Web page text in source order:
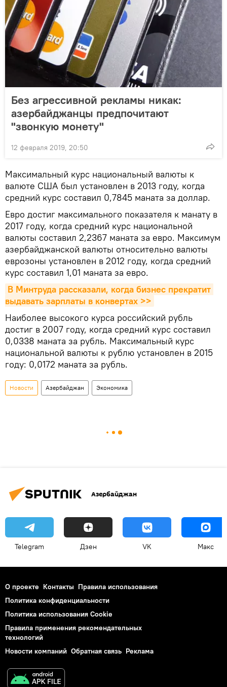
Без агрессивной рекламы никак:
азербайджанцы предпочитают
"звонкую монету"
12 февраля 2019, 20:50
Максимальный курс национальный валюты к
валюте США был установлен в 2013 году, когда
средний курс составил 0,7845 маната за доллар.
Евро достиг максимального показателя к манату в
2017 году, когда средний курс национальной
валюты составил 2,2367 маната за евро. Максимум
азербайджанской валюты относительно валюты
еврозоны установлен в 2012 году, когда средний
курс составил 1,01 маната за евро.
В Минтруда рассказали, когда бизнес прекратит
выдавать зарплаты в конвертах >>
Наиболее высокого курса российский рубль
достиг в 2007 году, когда средний курс составил
0,0338 маната за рубль. Максимальный курс
национальной валюты к рублю установлен в 2015
году: 0,0172 маната за рубль.
Новости Азербайджан Экономика
Азербайджан
Telegram Дзен VK Макс
О проекте Контакты Правила использования
Политика конфиденциальности
Политика использования Cookie
Правила применения рекомендательных
технологий
Новости компаний Обратная связь Реклама